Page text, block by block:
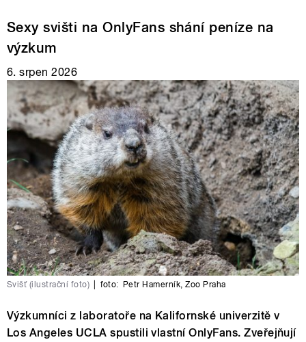
Sexy svišti na OnlyFans shání peníze na
výzkum
6. srpen 2026
Svišť (ilustrační foto) foto: Petr Hamerník ,Zoo Praha
Výzkumníci z laboratoře na Kalifornské univerzitě v
Los Angeles UCLA spustili vlastní OnlyFans. Zveřejňují